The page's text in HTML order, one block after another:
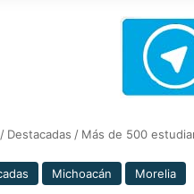
/ Destacadas / Más de 500
Michoacán Morelia